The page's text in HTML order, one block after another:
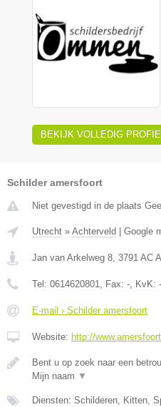
BEKIJK VOLLEDIG
Schilder amersfoort
Niet gevestigd in de plaats
Utrecht » Achterveld Google
Jan van Arkelweg 8, 3791 AC
Tel: 0614620801, Fax: -, KvK: -
E-mail › Schilder amersfoort
Website: http://
Bent u op zoek naar een
Mijn naam ▼
Diensten: Schilderen, Kitten,